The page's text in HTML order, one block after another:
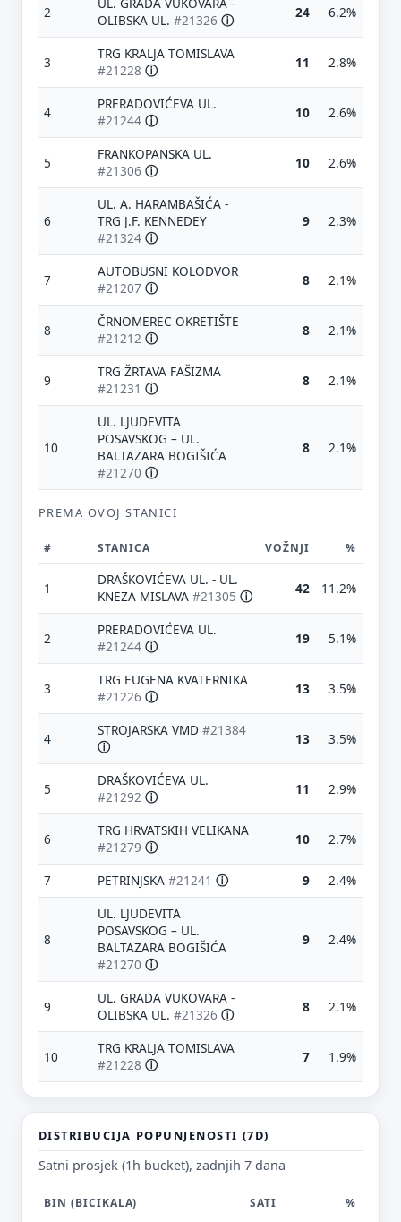
2
OLIBSKA UL. #21326 ⓘ 24 6.2%
3
TRG KRALJA TOMISLAVA
#21228 ⓘ 11 2.8%
4
PRERADOVIĆEVA UL.
#21244 ⓘ 10 2.6%
5
FRANKOPANSKA UL.
#21306 ⓘ 10 2.6%
6
UL. A. HARAMBAŠIĆA -
TRG J.F. KENNEDEY
#21324 ⓘ
9 2.3%
7
AUTOBUSNI KOLODVOR
#21207 ⓘ 8 2.1%
8
ČRNOMEREC OKRETIŠTE
#21212 ⓘ 8 2.1%
9
TRG ŽRTAVA FAŠIZMA
#21231 ⓘ 8 2.1%
10
UL. LJUDEVITA
POSAVSKOG – UL.
BALTAZARA BOGIŠIĆA
#21270 ⓘ
8 2.1%
PREMA OVOJ STANICI
# STANICA VOŽNJI %
1
DRAŠKOVIĆEVA UL. - UL.
KNEZA MISLAVA #21305 ⓘ 42 11.2%
2
PRERADOVIĆEVA UL.
#21244 ⓘ 19 5.1%
3
TRG EUGENA KVATERNIKA
#21226 ⓘ 13 3.5%
4
STROJARSKA VMD #21384
ⓘ
13 3.5%
5
DRAŠKOVIĆEVA UL.
#21292 ⓘ 11 2.9%
6
TRG HRVATSKIH VELIKANA
#21279 ⓘ 10 2.7%
7 PETRINJSKA #21241 ⓘ 9 2.4%
8
UL. LJUDEVITA
POSAVSKOG – UL.
BALTAZARA BOGIŠIĆA
#21270 ⓘ
9 2.4%
9
UL. GRADA VUKOVARA -
OLIBSKA UL. #21326 ⓘ 8 2.1%
10
TRG KRALJA TOMISLAVA
#21228 ⓘ 7 1.9%
DISTRIBUCIJA POPUNJENOSTI (7D)
Satni prosjek (1h bucket), zadnjih 7 dana
BIN (BICIKALA) SATI %
Predloži poboljšanje ove stranice
Što bi ti ovdje bilo korisno? Koje pitanje želiš da ova
stranica može odgovoriti? (npr. “kada je
najpraznije?”, “što znači ovaj skok?”, “što još
usporediti?”)
Vrsta poruke
Povratna informacija
Prijava problema